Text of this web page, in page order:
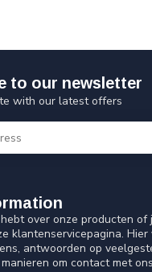
over onze producten of
klantenservicepagina. Hier
antwoorden op
om contact met
to our newsletter
with our latest offers